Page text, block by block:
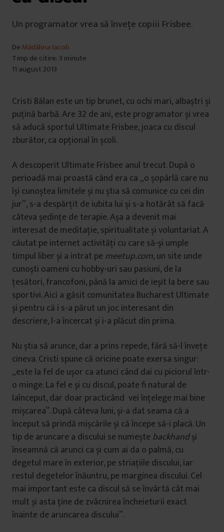
Un programator vrea să învețe copiii Frisbee.
De Mădălina Iacob
Timp de citire: 3 minute
11 august 2013
Cristi Bălan este un tip brunet, cu ochi mari, albaștri și
puțină barbă. Are 32 de ani, este programator și vrea
să aducă sportul Ultimate Frisbee, joaca cu discul
zburător, ca opțional în școli.
A descoperit Ultimate Frisbee anul trecut. După o
perioadă mai proastă când era ca „o șopârlă care nu
își cunoștea limitele și nu știa să comunice cu cei din
jur”, s-a despărțit de iubita lui și s-a hotărât să facă
câteva ședințe de terapie. Așa a devenit mai
interesat de meditație, spiritualitate și voluntariat. A
căutat pe internet activități cu care să-și umple
timpul liber și a intrat pe meetup.com, un site unde
cunoști oameni cu hobby-uri sau pasiuni, de la
țesători, francofoni, până la amici de ieșit la bere sau
sportivi. Aici a găsit comunitatea Bucharest Ultimate
și pentru că i s-a părut un joc interesant din
descriere, l-a încercat și i-a plăcut din prima.
Nu știa să arunce, dar a prins repede, fără să-l învețe
cineva. Cristi spune că oricine poate exersa singur:
„este la fel de ușor ca atunci când dai cu piciorul într-
o minge. La fel e și cu discul, poate fi natural de
laînceput, dar doar practicând vei înțelege mai bine
mișcarea”. După câteva luni, și-a dat seama că a
început să prindă mișcările și că începe să-i placă. Un
tip de aruncare a discului se numește backhandși
înseamnă că arunci ca și cum ai da o palmă, cu
degetul mare în exterior, pe striațiile discului, iar
restul degetelor înăuntru, pe marginea discului. Cel
mai important este ca discul să se învârtă cât mai
mult și asta ține de zvâcnirea încheieturii exact
înainte de aruncarea discului”.